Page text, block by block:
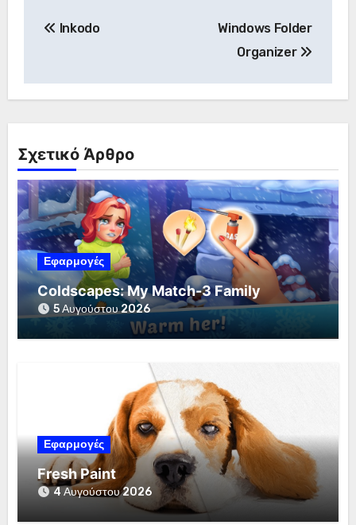
άρθρων
Inkodo
Windows Folder
Organizer
Σχετικό Άρθρο
Εφαρμογές
Coldscapes: My Match-3 Family
5 Αυγούστου 2026
Εφαρμογές
Fresh Paint
4 Αυγούστου 2026